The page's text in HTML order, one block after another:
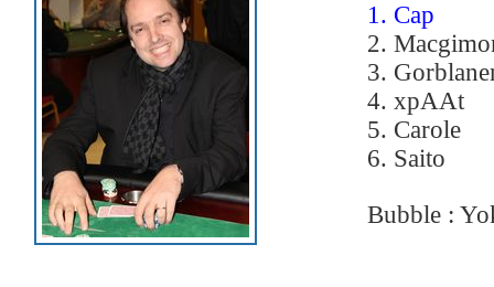
1. Cap
2.
3.
4. xpAAt
5. Carole
6. Saito
Bubble :